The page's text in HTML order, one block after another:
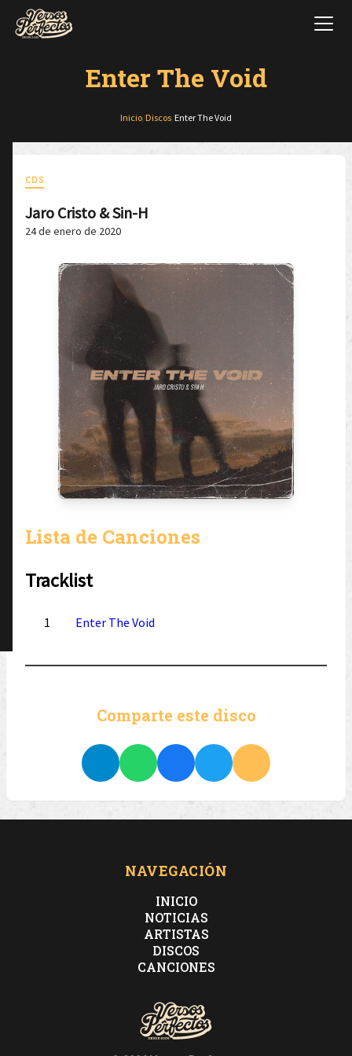
Enter The Void
Inicio Discos Enter The Void
CDS
Jaro Cristo & Sin-H
24 de enero de 2020
Lista de Canciones
Tracklist
1 Enter The Void
Comparte este disco
NAVEGACIÓN
INICIO
NOTICIAS
ARTISTAS
DISCOS
CANCIONES